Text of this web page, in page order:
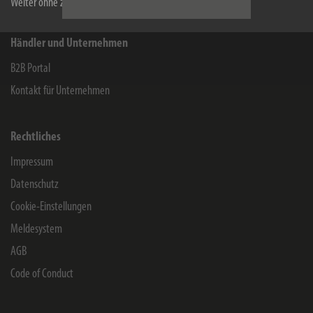
Weiter ohne zu akzeptieren
Händler und Unternehmen
B2B Portal
Kontakt für Unternehmen
Rechtliches
Impressum
Datenschutz
Cookie-Einstellungen
Meldesystem
AGB
Code of Conduct